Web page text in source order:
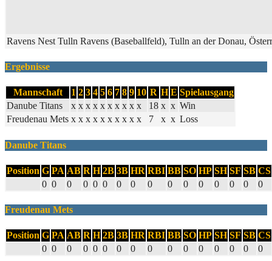
Ravens Nest Tulln Ravens (Baseballfeld), Tulln an der Donau,
Ergebnisse
Mannschaft 1 2 3 4 5 6 7 8 9 10 R H E Spielausgang
Danube Titans
x x x x x x x x x x 18 x x Win
Freudenau Mets x x x x x x x x x x 7 x x Loss
Danube Titans
Position G PA AB R H 2B 3B HR RBI BB SO HP SH SF SB CS
0 0 0 0 0 0 0 0 0 0 0 0 0 0 0 0
Freudenau Mets
Position G PA AB R H 2B 3B HR RBI BB SO HP SH SF SB CS
0 0 0 0 0 0 0 0 0 0 0 0 0 0 0 0